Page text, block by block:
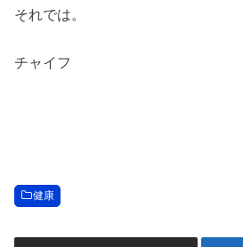
それでは。
チャイフ
健康